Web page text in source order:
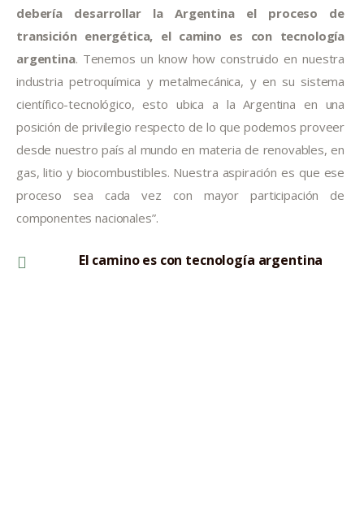
debería desarrollar la Argentina el proceso de
transición energética, el camino es con tecnología
argentina. Tenemos un know how construido en nuestra
industria petroquímica y metalmecánica, y en su sistema
científico-tecnológico, esto ubica a la Argentina en una
posición de privilegio respecto de lo que podemos proveer
desde nuestro país al mundo en materia de renovables, en
gas, litio y biocombustibles. Nuestra aspiración es que ese
proceso sea cada vez con mayor participación de
componentes nacionales”.
El camino es con tecnología argentina